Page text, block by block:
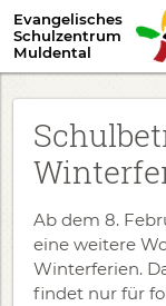
Evangelisches
Schulzentrum
Muldental
Ab dem 8.
eine weitere
Winterferien.
findet nur für